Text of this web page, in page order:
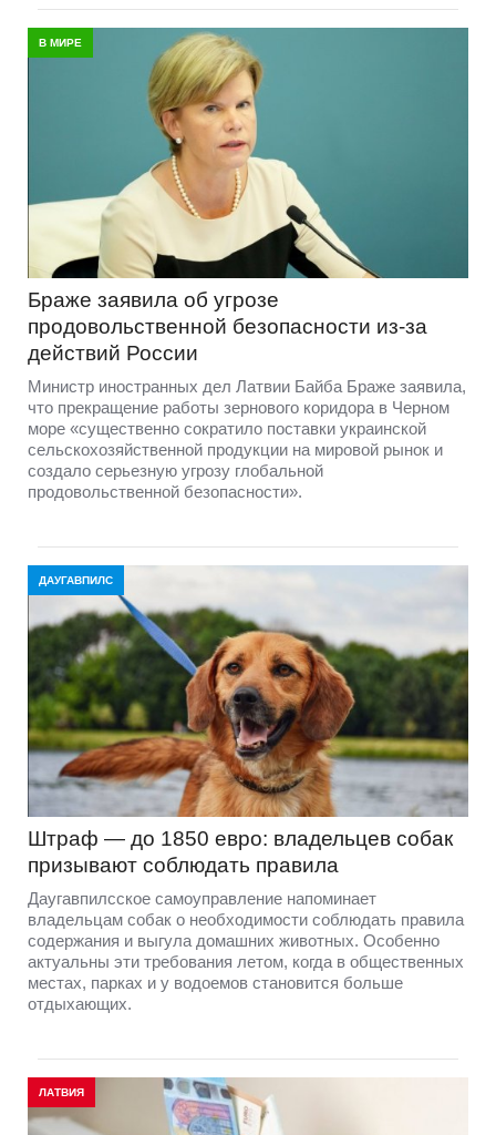
В МИРЕ
Браже заявила об угрозе
продовольственной безопасности из-за
действий России
Министр иностранных дел Латвии Байба Браже заявила,
что прекращение работы зернового коридора в Черном
море «существенно сократило поставки украинской
сельскохозяйственной продукции на мировой рынок и
создало серьезную угрозу глобальной
продовольственной безопасности».
ДАУГАВПИЛС
Штраф — до 1850 евро: владельцев собак
призывают соблюдать правила
Даугавпилсское самоуправление напоминает
владельцам собак о необходимости соблюдать правила
содержания и выгула домашних животных. Особенно
актуальны эти требования летом, когда в общественных
местах, парках и у водоемов становится больше
отдыхающих.
ЛАТВИЯ